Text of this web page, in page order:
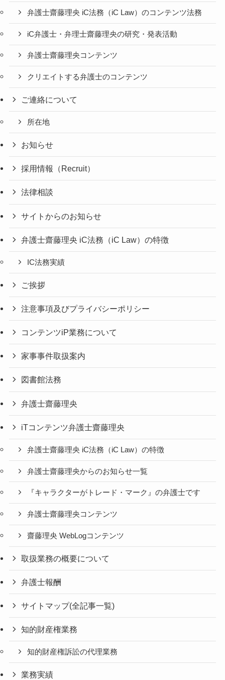
弁護士齋藤理央 iC法務（iC Law）のコンテンツ法務
iC弁護士・弁理士齋藤理央の研究・発表活動
弁護士齋藤理央コンテンツ
クリエイトする弁護士のコンテンツ
ご連絡について
所在地
お知らせ
採用情報（Recruit）
法律相談
サイトからのお知らせ
弁護士齋藤理央 iC法務（iC Law）の特徴
IC法務実績
ご挨拶
注意事項及びプライバシーポリシー
コンテンツiP業務について
家事事件取扱案内
図書館法務
弁護士齋藤理央
iTコンテンツ弁護士齋藤理央
弁護士齋藤理央 iC法務（iC Law）の特徴
弁護士齋藤理央からのお知らせ一覧
『キャラクターがトレード・マーク』の弁護士です
弁護士齋藤理央コンテンツ
齋藤理央 WebLogコンテンツ
取扱業務の概要について
弁護士報酬
サイトマップ(全記事一覧)
知的財産権業務
知的財産権訴訟の代理業務
業務実績